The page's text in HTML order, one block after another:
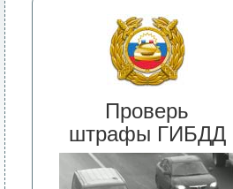
Проверь
штрафы ГИБДД